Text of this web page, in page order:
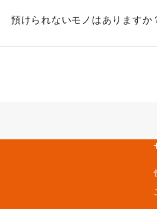
預けられないモノはありますか